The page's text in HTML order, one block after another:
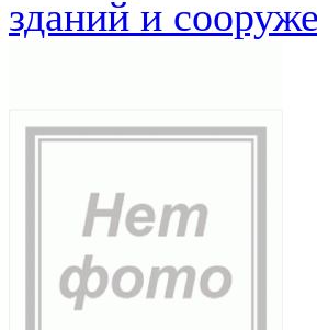
зданий и